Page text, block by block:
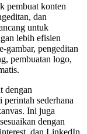
pembuat konten
dan
untuk
lebih efisien
gambar, pengeditan
pembuatan logo,
dengan
sederhana
Ini juga
dengan
dan LinkedIn,